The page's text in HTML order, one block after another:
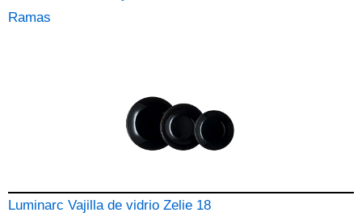
Ramas
Luminarc Vajilla de vidrio Zelie 18